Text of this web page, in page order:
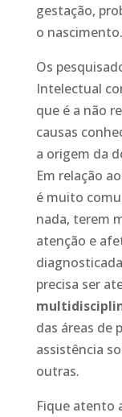
gestação,
o nascimento.
Os
Intelectual
que é a não
causas
a origem da
Em relação ao
é muito
nada, terem
atenção e
precisa ser
das áreas de
assistência
outras.
Fique atento